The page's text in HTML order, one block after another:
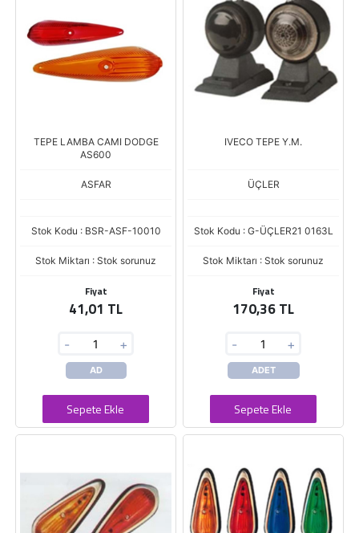
TEPE LAMBA CAMI DODGE
AS600
ASFAR
Stok Kodu : BSR-ASF-10010
Stok Miktarı : Stok sorunuz
Fiyat
41,01 TL
- +
AD
Sepete Ekle
IVECO TEPE Y.M.
ÜÇLER
Stok Kodu : G-ÜÇLER21 0163L
Stok Miktarı : Stok sorunuz
Fiyat
170,36 TL
- +
ADET
Sepete Ekle